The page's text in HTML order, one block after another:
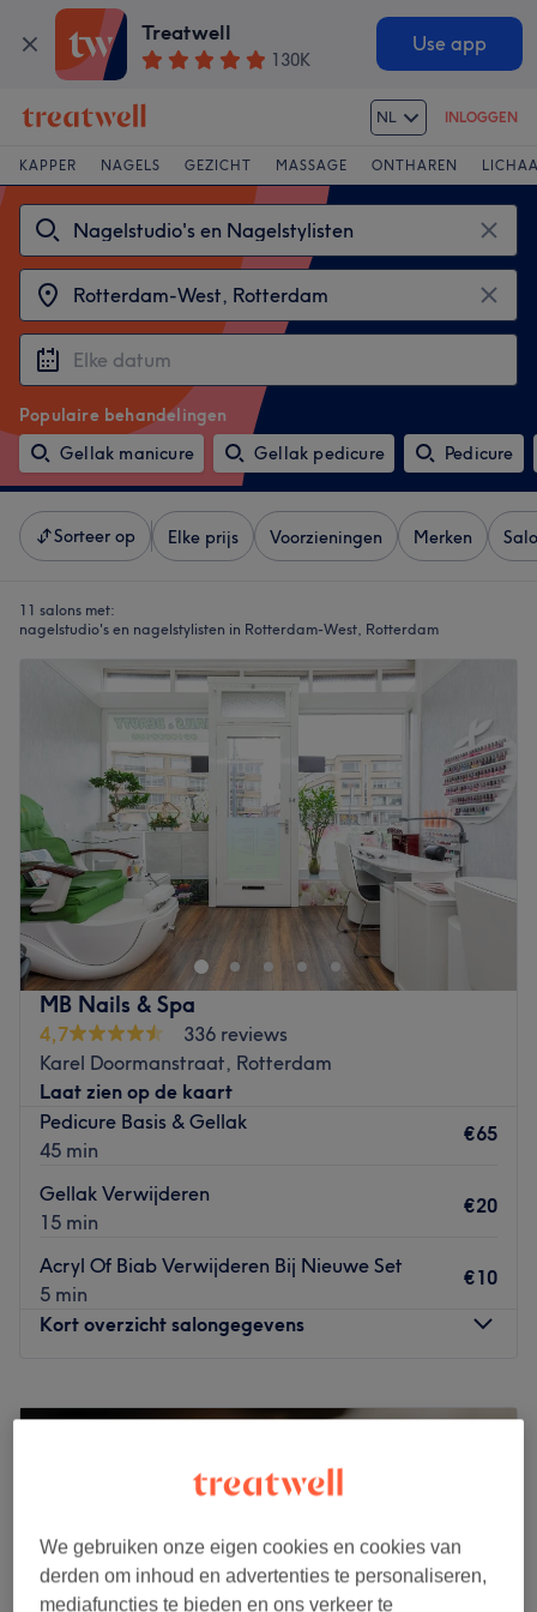
Treatwell
130K
Use app
NL INLOGGEN
KAPPER NAGELS GEZICHT MASSAGE ONTHAREN
Populaire behandelingen
Gellak manicure
Gellak pedicure Pedicure
Sorteer op Elke prijs Voorzieningen Merken
11 salons met:
nagelstudio's en nagelstylisten in Rotterdam-West, Rotterdam
MB Nails & Spa
4,7
336 reviews
Karel Doormanstraat, Rotterdam
Laat zien op de kaart
Pedicure Basis & Gellak
45 min
€65
Gellak Verwijderen
15 min
€20
Acryl Of Biab Verwijderen Bij Nieuwe Set
5 min
€10
Kort overzicht salongegevens
Dinsdag
10:00–18:00
Zaterdag
10:00
Zondag
Gesloten
We gebruiken onze eigen cookies en cookies van
derden om inhoud en advertenties te personaliseren,
mediafuncties te bieden en ons verkeer te